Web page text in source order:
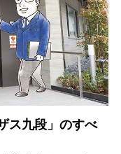
ス九段」のすべ